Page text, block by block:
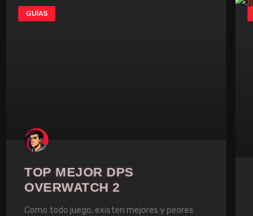
GUÍAS
TOP MEJOR DPS
OVERWATCH 2
Como todo juego, existen mejores y peores